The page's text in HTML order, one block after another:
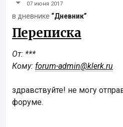
07 июня 2017
в дневнике “Дневник”
Переписка
От: ***
Кому: forum-admin@klerk.ru
здравствуйте! не могу
форуме.